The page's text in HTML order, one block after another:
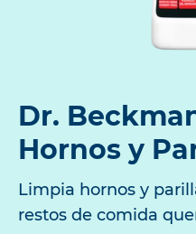
Dr.
Hornos y
Limpia hornos y
restos de comida